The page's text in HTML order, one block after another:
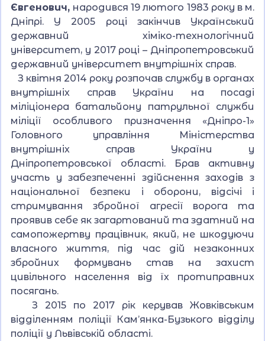
Євгенович, народився 19 лютого 1983 року в м.
Дніпрі. У 2005 році закінчив Український
державний хіміко-технологічний
університет, у 2017 році – Дніпропетровський
державний університет внутрішніх справ.
З квітня 2014 року розпочав службу в органах
внутрішніх справ України на посаді
міліціонера батальйону патрульної служби
міліції особливого призначення «Дніпро-1»
Головного управління Міністерства
внутрішніх справ України у
Дніпропетровської області. Брав активну
участь у забезпеченні здійснення заходів з
національної безпеки і оборони, відсічі і
стримування збройної агресії ворога та
проявив себе як загартований та здатний на
самопожертву працівник, який, не шкодуючи
власного життя, під час дій незаконних
збройних формувань став на захист
цивільного населення від їх протиправних
посягань.
З 2015 по 2017 рік керував Жовківським
відділенням поліції Кам’янка-Бузького відділу
поліції у Львівській області.